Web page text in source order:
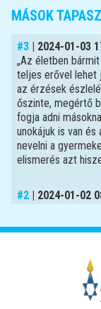
MÁSOK
#3 | 2024-01-03
„Az életben
teljes erővel lehet
az érzések
őszinte, megértő
fogja adni
unokájuk is van és
nevelni a
elismerés azt
#2 | 2024-01-02
nem írtam, valami
| 2023-12-19
„Szerintem a
ott nincs rendben
igyekszem